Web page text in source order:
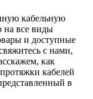
кабельную
на все виды
и доступные
с нами,
как
кабелей
в